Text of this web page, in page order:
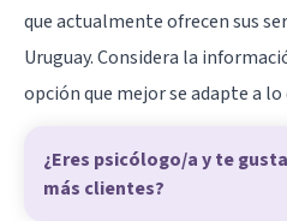
que actualmente ofrecen sus
Uruguay. Considera la
opción que mejor se adapte a lo
¿Eres psicólogo/a y te
más clientes?